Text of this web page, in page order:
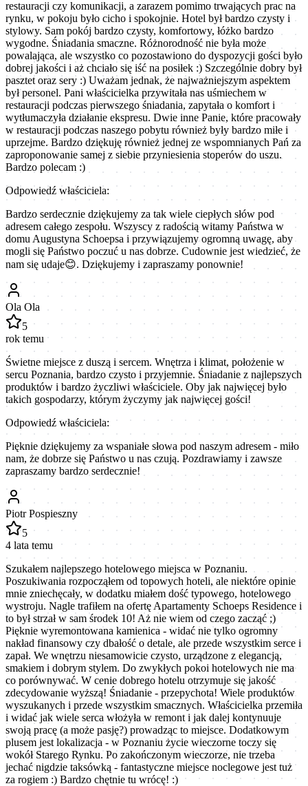
restauracji czy komunikacji, a zarazem pomimo trwających prac na
rynku, w pokoju było cicho i spokojnie. Hotel był bardzo czysty i
stylowy. Sam pokój bardzo czysty, komfortowy, łóżko bardzo
wygodne. Śniadania smaczne. Różnorodność nie była może
powalająca, ale wszystko co pozostawiono do dyspozycji gości było
dobrej jakości i aż chciało się iść na posiłek :) Szczególnie dobry był
pasztet oraz sery :) Uważam jednak, że najważniejszym aspektem
był personel. Pani właścicielka przywitała nas uśmiechem w
restauracji podczas pierwszego śniadania, zapytała o komfort i
wytłumaczyła działanie ekspresu. Dwie inne Panie, które pracowały
w restauracji podczas naszego pobytu również były bardzo miłe i
uprzejme. Bardzo dziękuję również jednej ze wspomnianych Pań za
zaproponowanie samej z siebie przyniesienia stoperów do uszu.
Bardzo polecam :)
Odpowiedź właściciela:
Bardzo serdecznie dziękujemy za tak wiele ciepłych słów pod
adresem całego zespołu. Wszyscy z radością witamy Państwa w
domu Augustyna Schoepsa i przywiązujemy ogromną uwagę, aby
mogli się Państwo poczuć u nas dobrze. Cudownie jest wiedzieć, że
nam się udaje😊. Dziękujemy i zapraszamy ponownie!
Ola Ola
5
rok temu
Świetne miejsce z duszą i sercem. Wnętrza i klimat, położenie w
sercu Poznania, bardzo czysto i przyjemnie. Śniadanie z najlepszych
produktów i bardzo życzliwi właściciele. Oby jak najwięcej było
takich gospodarzy, którym życzymy jak najwięcej gości!
Odpowiedź właściciela:
Pięknie dziękujemy za wspaniałe słowa pod naszym adresem - miło
nam, że dobrze się Państwo u nas czują. Pozdrawiamy i zawsze
zapraszamy bardzo serdecznie!
Piotr Pospieszny
5
4 lata temu
Szukałem najlepszego hotelowego miejsca w Poznaniu.
Poszukiwania rozpocząłem od topowych hoteli, ale niektóre opinie
mnie zniechęcały, w dodatku miałem dość typowego, hotelowego
wystroju. Nagle trafiłem na ofertę Apartamenty Schoeps Residence i
to był strzał w sam środek 10! Aż nie wiem od czego zacząć ;)
Pięknie wyremontowana kamienica - widać nie tylko ogromny
nakład finansowy czy dbałość o detale, ale przede wszystkim serce i
zapał. We wnętrzu niesamowicie czysto, urządzone z elegancją,
smakiem i dobrym stylem. Do zwykłych pokoi hotelowych nie ma
co porównywać. W cenie dobrego hotelu otrzymuje się jakość
zdecydowanie wyższą! Śniadanie - przepychota! Wiele produktów
wyszukanych i przede wszystkim smacznych. Właścicielka przemiła
i widać jak wiele serca włożyła w remont i jak dalej kontynuuje
swoją pracę (a może pasję?) prowadząc to miejsce. Dodatkowym
plusem jest lokalizacja - w Poznaniu życie wieczorne toczy się
wokół Starego Rynku. Po zakończonym wieczorze, nie trzeba
jechać nigdzie taksówką - fantastyczne miejsce noclegowe jest tuż
za rogiem :) Bardzo chętnie tu wrócę! :)